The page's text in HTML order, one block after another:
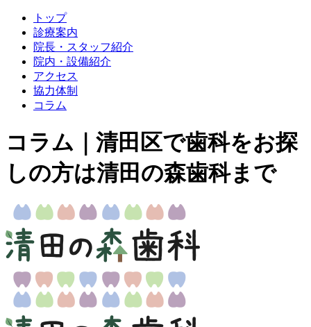
トップ
診療案内
院長・スタッフ紹介
院内・設備紹介
アクセス
協力体制
コラム
コラム｜清田区で歯科をお探
しの方は清田の森歯科まで